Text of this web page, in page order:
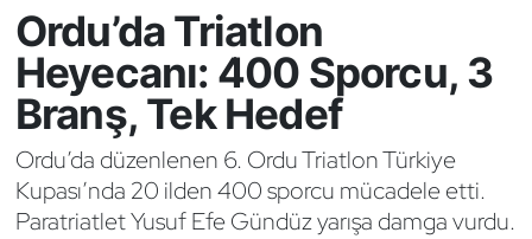
Ordu’da Triatlon
Heyecanı: 400 Sporcu, 3
Branş, Tek Hedef
Ordu’da düzenlenen 6. Ordu Triatlon Türkiye
Kupası’nda 20 ilden 400 sporcu mücadele etti.
Paratriatlet Yusuf Efe Gündüz yarışa damga vurdu.
Binicilik
Bisiklet
Bocce Bowling Dart
Boks